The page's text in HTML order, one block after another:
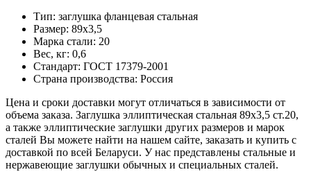
Тип: заглушка фланцевая стальная
Размер: 89х3,5
Марка стали: 20
Вес, кг: 0,6
Стандарт: ГОСТ 17379-2001
Страна производства: Россия
Цена и сроки доставки могут отличаться в зависимости от
объема заказа. Заглушка эллиптическая стальная 89х3,5 ст.20,
а также эллиптические заглушки других размеров и марок
сталей Вы можете найти на нашем сайте, заказать и купить с
доставкой по всей Беларуси. У нас представлены стальные и
нержавеющие заглушки обычных и специальных сталей.